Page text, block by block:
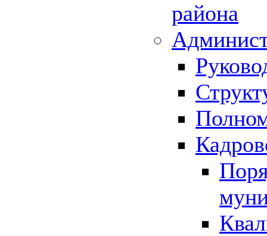
района